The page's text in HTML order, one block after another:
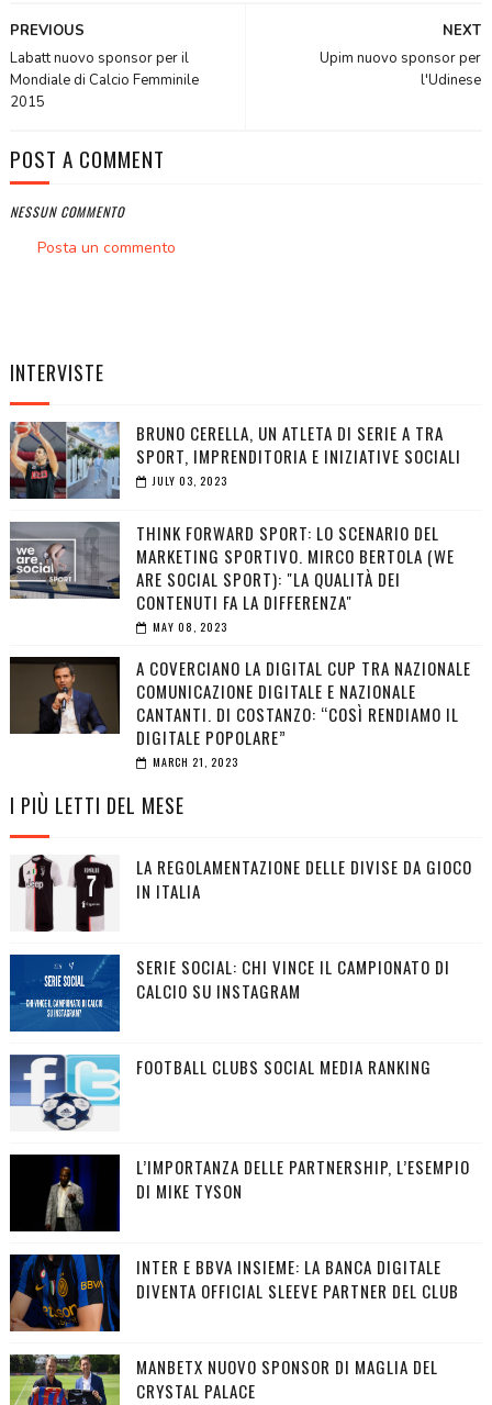
NEXT
Upim nuovo sponsor per
l'Udinese
PREVIOUS
Labatt nuovo sponsor per il
Mondiale di Calcio Femminile
2015
POST A COMMENT
NESSUN COMMENTO
Posta un commento
INTERVISTE
BRUNO CERELLA, UN ATLETA DI SERIE A TRA
SPORT, IMPRENDITORIA E INIZIATIVE SOCIALI
JULY 03, 2023
THINK FORWARD SPORT: LO SCENARIO DEL
MARKETING SPORTIVO. MIRCO BERTOLA (WE
ARE SOCIAL SPORT): "LA QUALITÀ DEI
CONTENUTI FA LA DIFFERENZA"
MAY 08, 2023
A COVERCIANO LA DIGITAL CUP TRA NAZIONALE
COMUNICAZIONE DIGITALE E NAZIONALE
CANTANTI. DI COSTANZO: “COSÌ RENDIAMO IL
DIGITALE POPOLARE”
MARCH 21, 2023
I PIÙ LETTI DEL MESE
LA REGOLAMENTAZIONE DELLE DIVISE DA GIOCO
IN ITALIA
SERIE SOCIAL: CHI VINCE IL CAMPIONATO DI
CALCIO SU INSTAGRAM
FOOTBALL CLUBS SOCIAL MEDIA RANKING
L’IMPORTANZA DELLE PARTNERSHIP, L’ESEMPIO
DI MIKE TYSON
INTER E BBVA INSIEME: LA BANCA DIGITALE
DIVENTA OFFICIAL SLEEVE PARTNER DEL CLUB
MANBETX NUOVO SPONSOR DI MAGLIA DEL
CRYSTAL PALACE